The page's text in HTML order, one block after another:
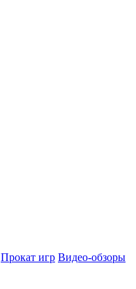
Прокат игр Видео-обзоры